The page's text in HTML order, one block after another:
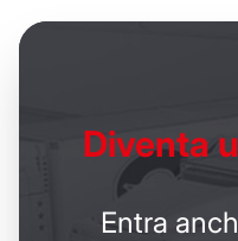
Diventa
Entra